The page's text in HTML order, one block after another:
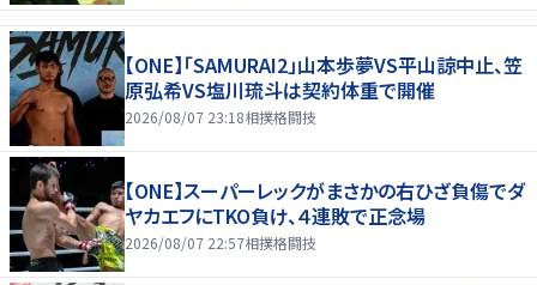
【ONE】「SAMURAI2」山本歩夢VS平山諒中止、笠
原弘希VS塩川琉斗は契約体重で開催
2026/08/07 23:18相撲格闘技
【ONE】スーパーレックがまさかの右ひざ負傷でダ
ヤカエフにTKO負け、４連敗で正念場
2026/08/07 22:57相撲格闘技